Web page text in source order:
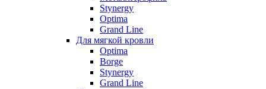
Stynergy
Optima
Grand Line
Для мягкой кровли
Optima
Borge
Stynergy
Grand Line